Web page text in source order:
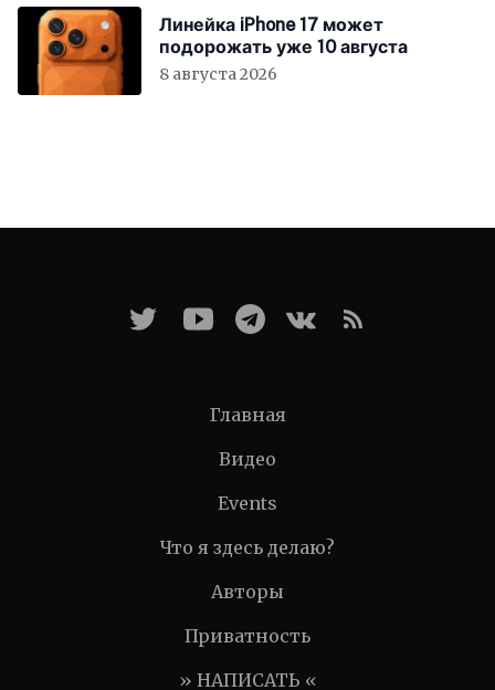
Линейка iPhone 17 может
подорожать уже 10 августа
8 августа 2026
Главная
Видео
Events
Что я здесь делаю?
Авторы
Приватность
» НАПИСАТЬ «